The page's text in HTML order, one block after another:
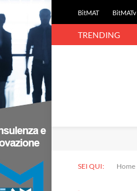
BitMAT BitMATv
TRENDING
SEI QUI: Home